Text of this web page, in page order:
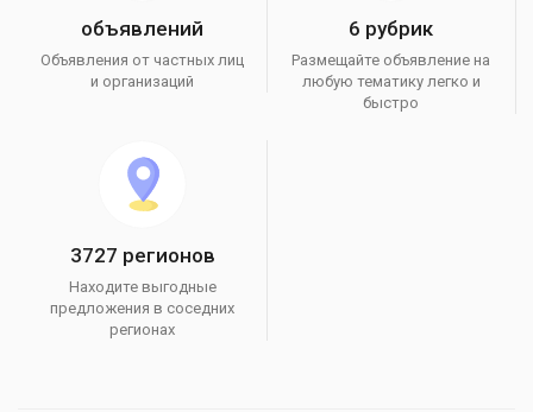
объявлений
Объявления от частных лиц
и организаций
6 рубрик
Размещайте объявление на
любую тематику легко и
быстро
3727 регионов
Находите выгодные
предложения в соседних
регионах